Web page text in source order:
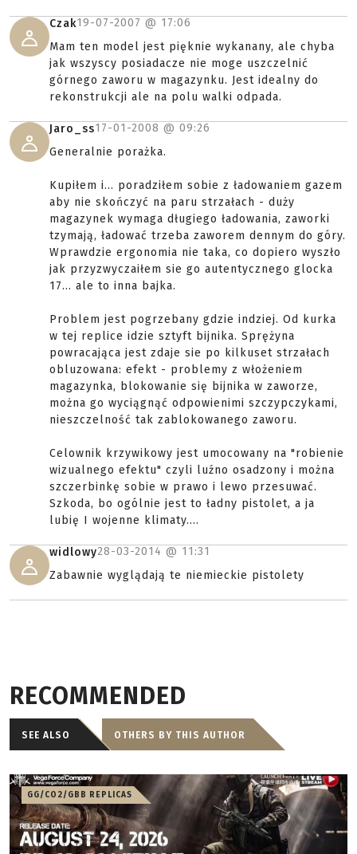
Czak19-07-2007 @ 17:06
Mam ten model jest pięknie wykanany, ale chyba
jak wszyscy posiadacze nie moge uszczelnić
górnego zaworu w magazynku. Jest idealny do
rekonstrukcji ale na polu walki odpada.
Jaro_ss17-01-2008 @ 09:26
Generalnie porażka.
Kupiłem i... poradziłem sobie z ładowaniem gazem
aby nie skończyć na paru strzałach - duży
magazynek wymaga długiego ładowania, zaworki
tzymają, ładować trzeba zaworem dennym do góry.
Wprawdzie ergonomia nie taka, co dopiero wyszło
jak przyzwyczaiłem sie go autentycznego glocka
17... ale to inna bajka.
Problem jest pogrzebany gdzie indziej. Od kurka
w tej replice idzie sztyft bijnika. Sprężyna
powracająca jest zdaje sie po kilkuset strzałach
obluzowana: efekt - problemy z włożeniem
magazynka, blokowanie się bijnika w zaworze,
można go wyciągnąć odpowienimi szczypczykami,
nieszczelność tak zablokowanego zaworu.
Celownik krzywikowy jest umocowany na "robienie
wizualnego efektu" czyli luźno osadzony i można
szczerbinkę sobie w prawo i lewo przesuwać.
Szkoda, bo ogólnie jest to ładny pistolet, a ja
lubię I wojenne klimaty....
widlowy28-03-2014 @ 11:31
Zabawnie wyglądają te niemieckie pistolety
RECOMMENDED
SEE ALSO OTHERS BY THIS AUTHOR
GG/CO2/GBB REPLICAS